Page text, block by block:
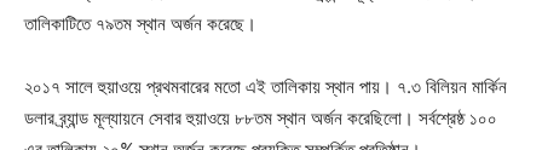
তালিকাটিতে ৭৯তম স্থান অর্জন করেছে।
২০১৭ সালে হুয়াওয়ে প্রথমবারের মতো এই তালিকায় স্থান পায়। ৭.৩ বিলিয়ন মার্কিন
ডলার ব্র্যান্ড মূল্যায়নে সেবার হুয়াওয়ে ৮৮তম স্থান অর্জন করেছিলো। সর্বশ্রেষ্ঠ ১০০